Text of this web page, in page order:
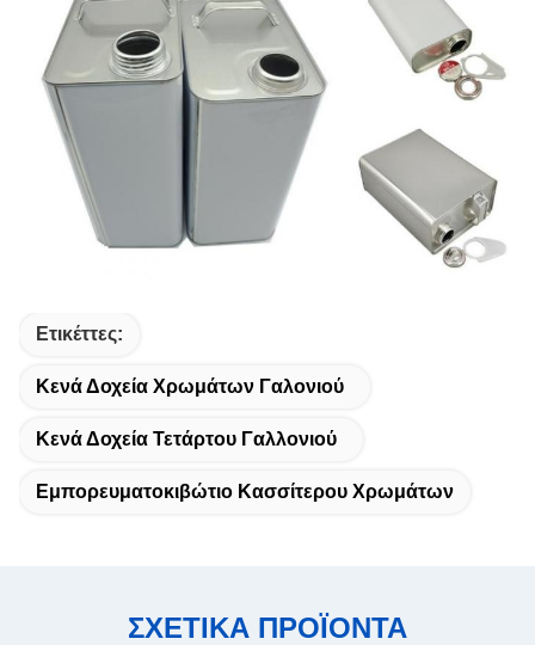
Ετικέττες:
Κενά Δοχεία Χρωμάτων Γαλονιού
Κενά Δοχεία Τετάρτου Γαλλονιού
Εμπορευματοκιβώτιο Κασσίτερου Χρωμάτων
ΣΧΕΤΙΚΑ ΠΡΟΪΟΝΤΑ